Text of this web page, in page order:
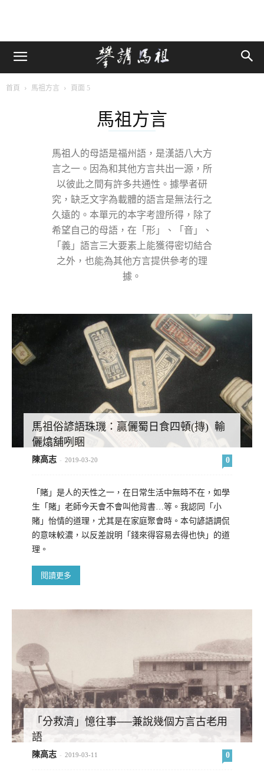
首頁 馬祖方言 頁面 5
馬祖方言
馬祖人的母語是福州語，是漢語八大方
言之一。因為和其他方言共出一源，所
以彼此之間有許多共通性。據學者研
究，缺乏文字為載體的語言是無法行之
久遠的。本單元的本字考證所得，除了
希望自己的母語，在「形」、「音」、
「義」語言三大要素上能獲得密切結合
之外，也能為其他方言提供參考的理
據。
馬祖俗諺語珠璣：贏儷蜀日食四頓(摶) 輸
儷熻舖咧睏
陳高志 - 2019-03-20 0
「賭」是人的天性之一，在日常生活中無時不在，如學
生「賭」老師今天會不會叫他背書…等。我認同「小
賭」怡情的道理，尤其是在家庭聚會時。本句諺語調侃
的意味較濃，以反差說明「錢來得容易去得也快」的道
理。
閱讀更多
「分救濟」憶往事──兼說幾個方言古老用
語
陳高志 - 2019-03-11 0